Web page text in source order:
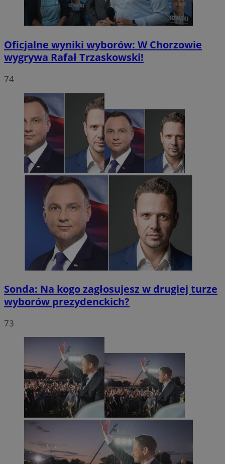
Oficjalne wyniki wyborów: W Chorzowie
wygrywa Rafał Trzaskowski!
74
Sonda: Na kogo zagłosujesz w drugiej turze
wyborów prezydenckich?
73